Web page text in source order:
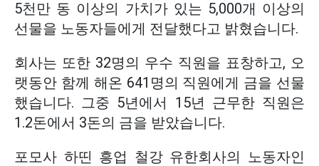
5천만 동 이상의 가치가 있는 5,000개 이상의
선물을 노동자들에게 전달했다고 밝혔습니다.
회사는 또한 32명의 우수 직원을 표창하고, 오
랫동안 함께 해온 641명의 직원에게 금을 선물
했습니다. 그중 5년에서 15년 근무한 직원은
1.2돈에서 3돈의 금을 받았습니다.
포모사 하띤 흥업 철강 유한회사의 노동자인